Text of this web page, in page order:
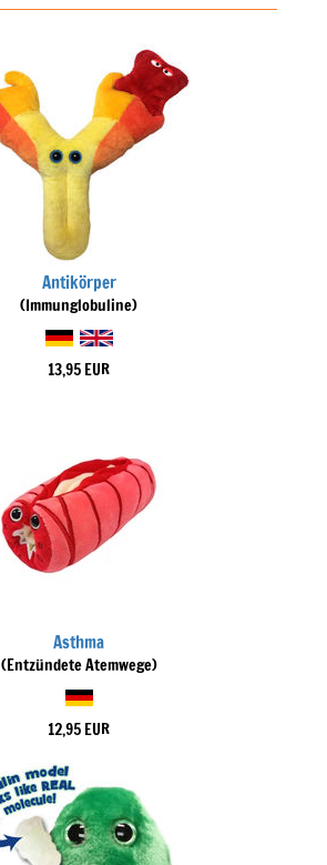
Antikörper
(Immunglobuline)
13,95 EUR
Asthma
(Entzündete Atemwege)
12,95 EUR